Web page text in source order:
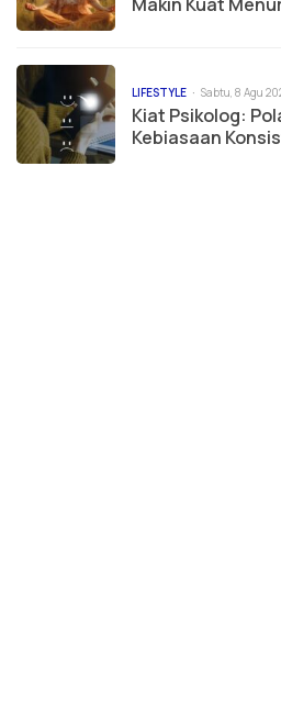
LIFESTYLE Sabtu, 8 Agu
Kiat Psikolog:
Kebiasaan